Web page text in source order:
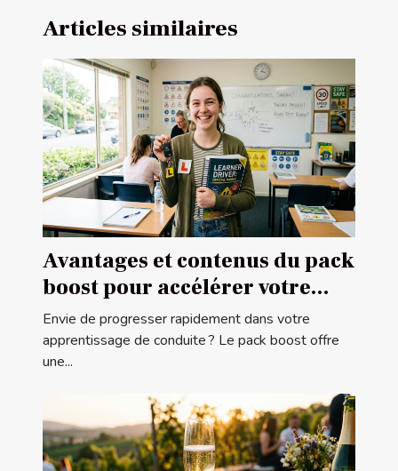
Articles similaires
Avantages et contenus du pack
boost pour accélérer votre
apprentissage de conduite
Envie de progresser rapidement dans votre
apprentissage de conduite ? Le pack boost offre
une...